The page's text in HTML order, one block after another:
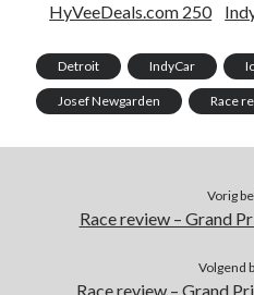
HyVeeDeals.com 250
Detroit IndyCar
Josef Newgarden Race
Vorig
Race review – Grand
Volgend
Race review – Grand